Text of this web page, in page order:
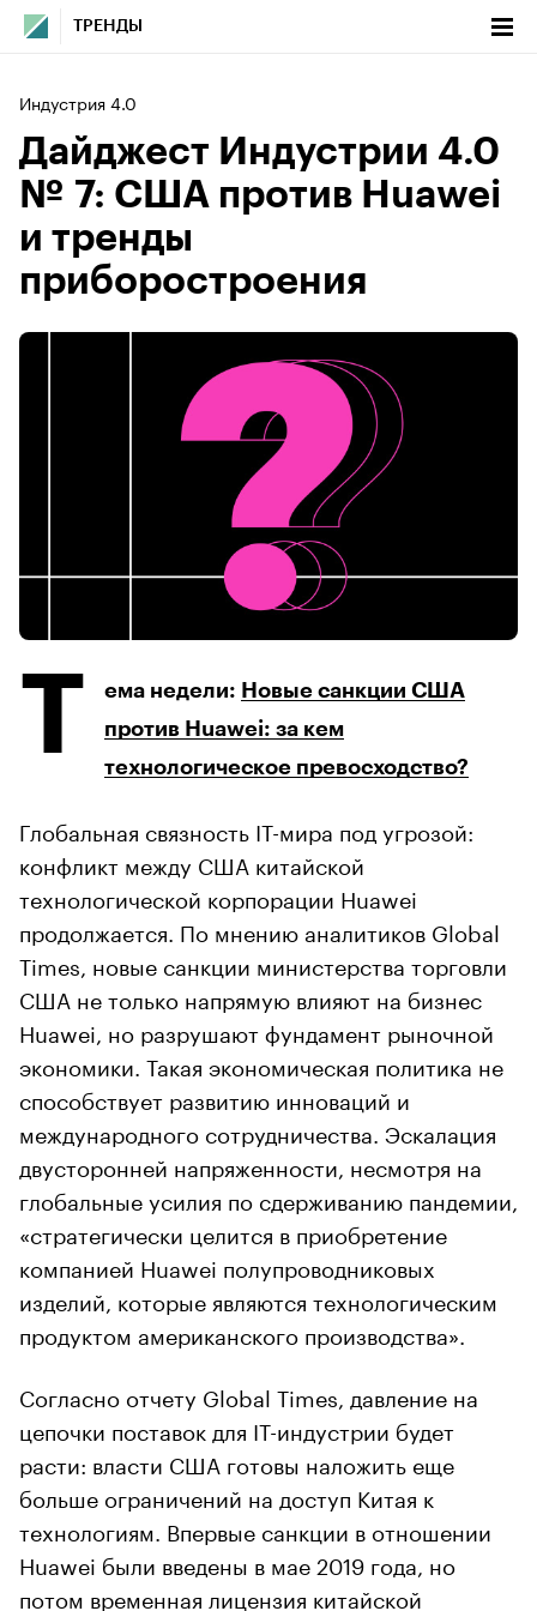
ТРЕНДЫ
Индустрия 4.0
Дайджест Индустрии 4.0
№ 7: США против Huawei
и тренды
приборостроения
Т ема недели: Новые санкции США
против Huawei: за кем
технологическое превосходство?
Глобальная связность IT-мира под угрозой:
конфликт между США китайской
технологической корпорации Huawei
продолжается. По мнению аналитиков Global
Times, новые санкции министерства торговли
США не только напрямую влияют на бизнес
Huawei, но разрушают фундамент рыночной
экономики. Такая экономическая политика не
способствует развитию инноваций и
международного сотрудничества. Эскалация
двусторонней напряженности, несмотря на
глобальные усилия по сдерживанию пандемии,
«стратегически целится в приобретение
компанией Huawei полупроводниковых
изделий, которые являются технологическим
продуктом американского производства».
Согласно отчету Global Times, давление на
цепочки поставок для IT-индустрии будет
расти: власти США готовы наложить еще
больше ограничений на доступ Китая к
технологиям. Впервые санкции в отношении
Huawei были введены в мае 2019 года, но
потом временная лицензия китайской